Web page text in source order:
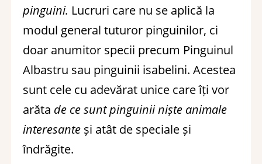
pinguini. Lucruri care nu se aplică la
modul general tuturor pinguinilor, ci
doar anumitor specii precum Pinguinul
Albastru sau pinguinii isabelini. Acestea
sunt cele cu adevărat unice care îți vor
arăta de ce sunt pinguinii niște animale
interesanteși atât de speciale și
îndrăgite.